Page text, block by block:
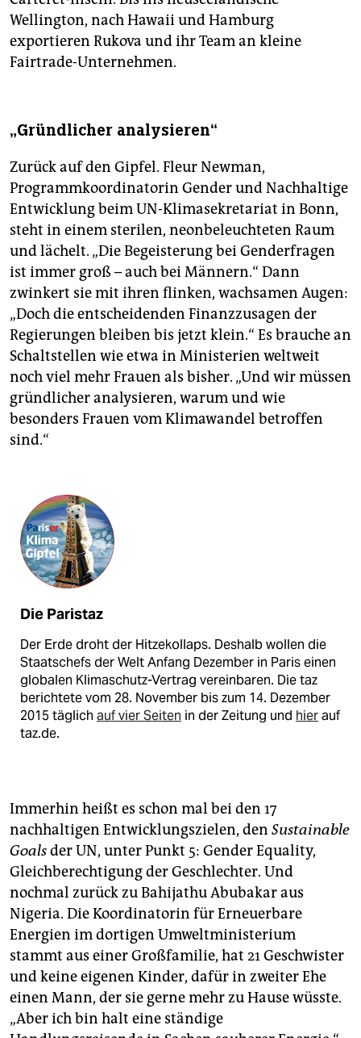
Wellington, nach Hawaii und Hamburg
exportieren Rukova und ihr Team an kleine
Fairtrade-Unternehmen.
„Gründlicher analysieren“
Zurück auf den Gipfel. Fleur Newman,
Programmkoordinatorin Gender und Nachhaltige
Entwicklung beim UN-Klimasekretariat in Bonn,
steht in einem sterilen, neonbeleuchteten Raum
und lächelt. „Die Begeisterung bei Genderfragen
ist immer groß – auch bei Männern.“ Dann
zwinkert sie mit ihren flinken, wachsamen Augen:
„Doch die entscheidenden Finanzzusagen der
Regierungen bleiben bis jetzt klein.“ Es brauche an
Schaltstellen wie etwa in Ministerien weltweit
noch viel mehr Frauen als bisher. „Und wir müssen
gründlicher analysieren, warum und wie
besonders Frauen vom Klimawandel betroffen
sind.“
Die Paristaz
Der Erde droht der Hitzekollaps. Deshalb wollen die
Staatschefs der Welt Anfang Dezember in Paris einen
globalen Klimaschutz-Vertrag vereinbaren. Die taz
berichtete vom 28. November bis zum 14. Dezember
2015 täglich auf vier Seiten in der Zeitung und hierauf
taz.de.
Immerhin heißt es schon mal bei den 17
nachhaltigen Entwicklungszielen, den Sustainable
Goalsder UN, unter Punkt 5: Gender Equality,
Gleichberechtigung der Geschlechter. Und
nochmal zurück zu Bahijathu Abubakar aus
Nigeria. Die Koordinatorin für Erneuerbare
Energien im dortigen Umweltministerium
stammt aus einer Großfamilie, hat 21 Geschwister
und keine eigenen Kinder, dafür in zweiter Ehe
einen Mann, der sie gerne mehr zu Hause wüsste.
„Aber ich bin halt eine ständige